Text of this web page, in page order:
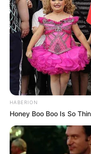
HABERION
Honey Boo Boo Is So